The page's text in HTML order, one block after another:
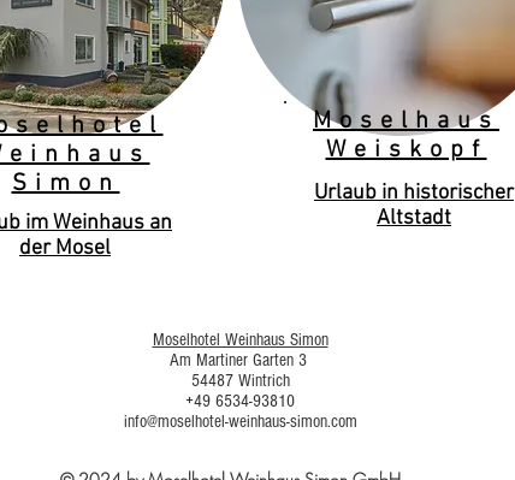
Simon
im Weinhaus an
der Mosel
Moselhaus
Weiskopf
Urlaub in historischer
Altstadt
Moselhotel Weinhaus Simon
Am Martiner Garten 3
54487 Wintrich
+49 6534-93810
info@moselhotel-weinhaus-simon.com